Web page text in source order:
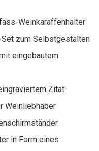
Weinkaraffenhalter
zum Selbstgestalten
eingebautem
Zitat
Weinliebhaber
in Form eines